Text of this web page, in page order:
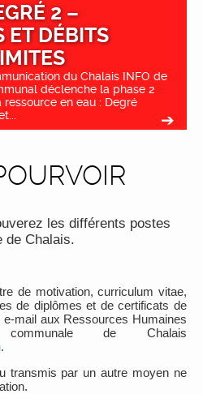
2 –
ET DÉBITS
du Chalais INFO de
déclenche la phase 2
en eau : Degré
les différents postes
de Chalais.
de motivation, curriculum vitae,
de diplômes et de certificats de
mail aux Ressources Humaines
communale de Chalais
.
transmis par un autre moyen ne